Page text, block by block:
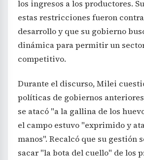
los ingresos a los productores.
estas restricciones fueron
desarrollo y que su gobierno
dinámica para permitir un
competitivo.
Durante el discurso, Milei
políticas de gobiernos
se atacó "a la gallina de los
el campo estuvo "exprimido y
manos". Recalcó que su gestión
sacar "la bota del cuello" de los